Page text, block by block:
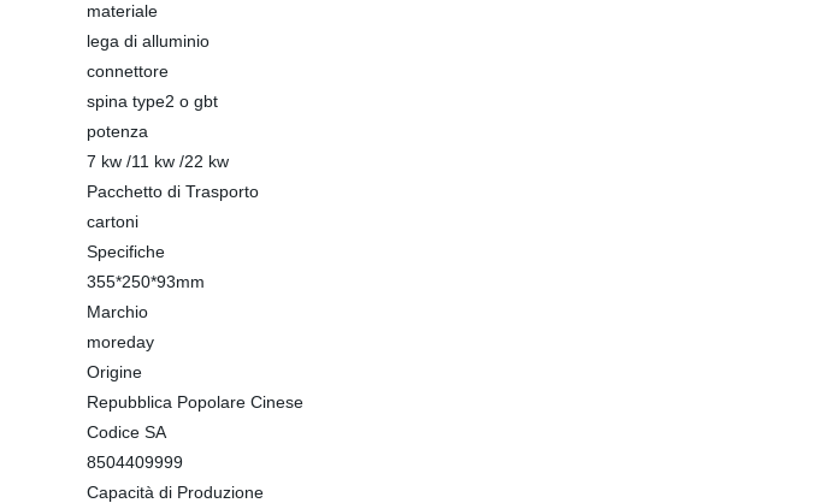
materiale
lega di alluminio
connettore
spina type2 o gbt
potenza
7 kw /11 kw /22 kw
Pacchetto di Trasporto
cartoni
Specifiche
355*250*93mm
Marchio
moreday
Origine
Repubblica Popolare Cinese
Codice SA
8504409999
Capacità di Produzione